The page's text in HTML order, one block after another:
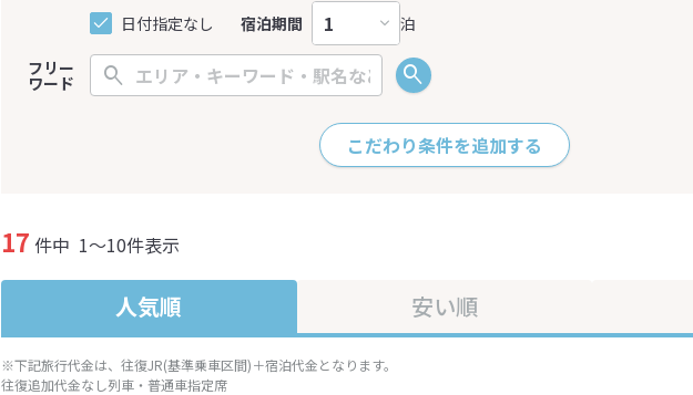
日付指定なし 宿泊期間 泊
フリー
ワード
こだわり条件を追加する
17 件中 1～10件表示
人気順 安い順
※下記旅行代金は、往復JR(基準乗車区間)＋宿泊代金となります。
往復追加代金なし列車・普通車指定席